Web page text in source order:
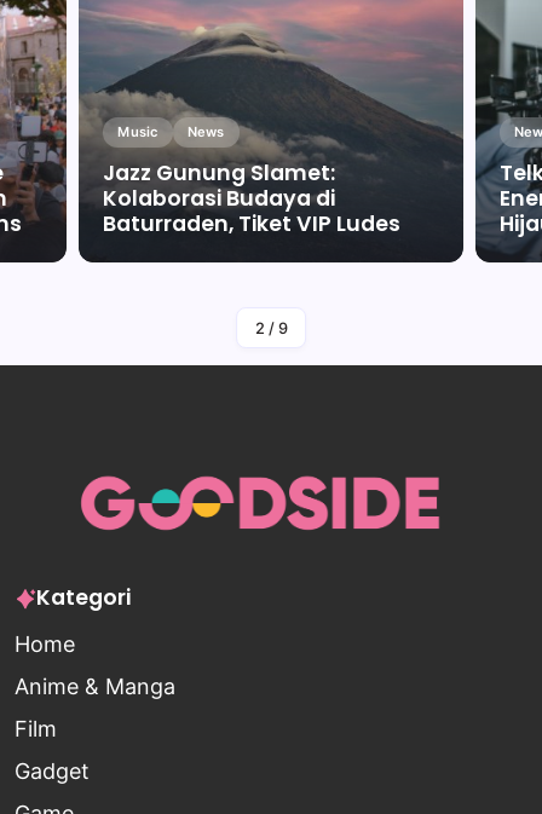
Music News
Jazz Gunung Slamet:
Kolaborasi Budaya di
Baturraden, Tiket VIP Ludes
By Falah Malaika Az Zahra
2 / 9
Kategori
Home
Anime & Manga
Film
Gadget